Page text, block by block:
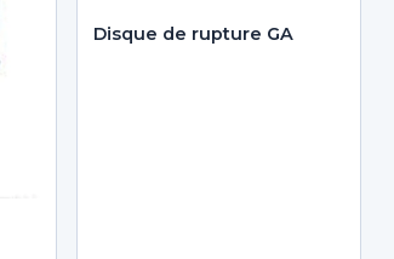
Disque de rupture GA